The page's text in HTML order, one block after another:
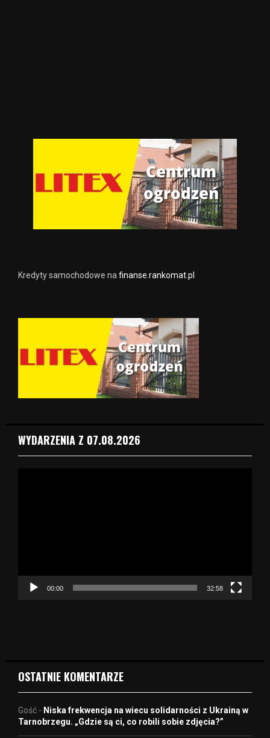
Kredyty samochodowe na finanse.rankomat.pl
WYDARZENIA Z 07.08.2026
c
00:00 32:58
OSTATNIE KOMENTARZE
Gość - Niska frekwencja na wiecu solidarności z Ukrainą w
Tarnobrzegu. „Gdzie są ci, co robili sobie zdjęcia?”